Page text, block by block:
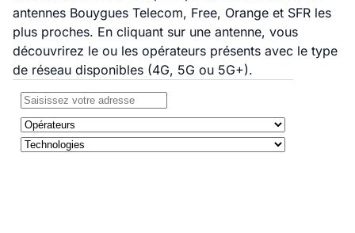
antennes Bouygues Telecom, Free, Orange et SFR les
plus proches. En cliquant sur une antenne, vous
découvrirez le ou les opérateurs présents avec le type
de réseau disponibles (4G, 5G ou 5G+).